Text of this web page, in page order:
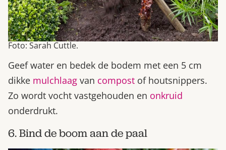
Foto: Sarah Cuttle.
Geef water en bedek de bodem met een 5 cm
dikke mulchlaag van compost of houtsnippers.
Zo wordt vocht vastgehouden en onkruid
onderdrukt.
6. Bind de boom aan de paal